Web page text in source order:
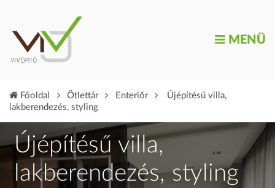
MENÜ
Főoldal Ötlettár Enteriőr
Újépítésű villa,
lakberendezés, styling
Újépítésű villa,
lakberendezés, styling